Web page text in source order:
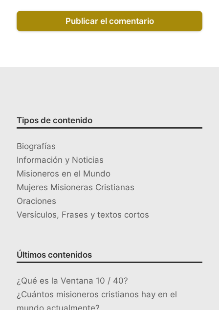
Tipos de contenido
Biografías
Información y Noticias
Misioneros en el Mundo
Mujeres Misioneras Cristianas
Oraciones
Versículos, Frases y textos cortos
Últimos contenidos
¿Qué es la Ventana 10 / 40?
¿Cuántos misioneros cristianos hay en el